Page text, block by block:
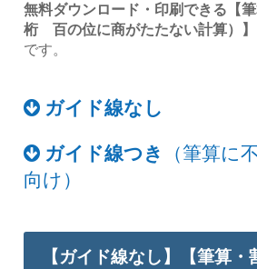
無料ダウンロード・印刷できる【
桁 百の位に商がたたない計算）】
です。
ガイド線なし
ガイド線つき
（筆算に
向け）
【ガイド線なし】【筆算